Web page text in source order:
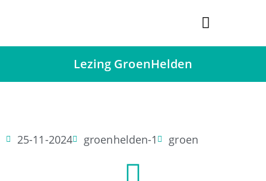
Lezing GroenHelden
25-11-2024 groenhelden-1 groen